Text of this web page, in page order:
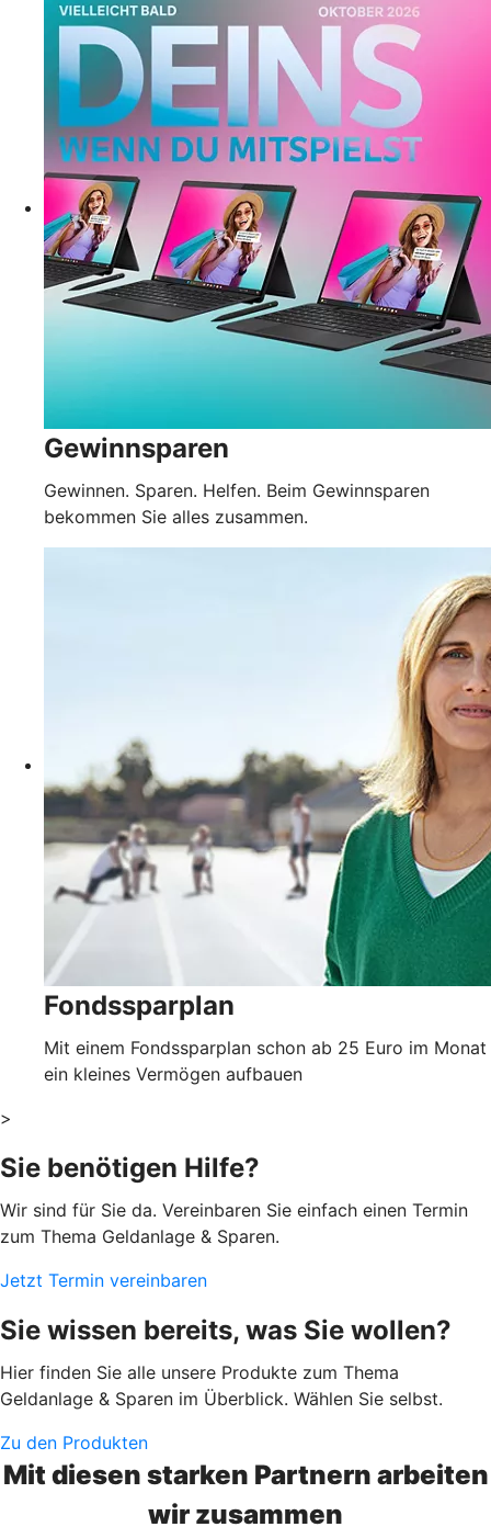
Gewinnsparen
Gewinnen. Sparen. Helfen. Beim Gewinnsparen
bekommen Sie alles zusammen.
Fondssparplan
Mit einem Fondssparplan schon ab 25 Euro im Monat
ein kleines Vermögen aufbauen
>
Sie benötigen Hilfe?
Wir sind für Sie da. Vereinbaren Sie einfach einen Termin
zum Thema Geldanlage & Sparen.
Jetzt Termin vereinbaren
Sie wissen bereits, was Sie wollen?
Hier finden Sie alle unsere Produkte zum Thema
Geldanlage & Sparen im Überblick. Wählen Sie selbst.
Zu den Produkten
Mit diesen starken Partnern arbeiten
wir zusammen